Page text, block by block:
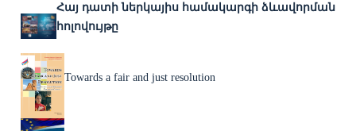
Հայ դատի ներկայիս համակարգի ձևավորման
հոլովույթը
Towards a fair and just resolution